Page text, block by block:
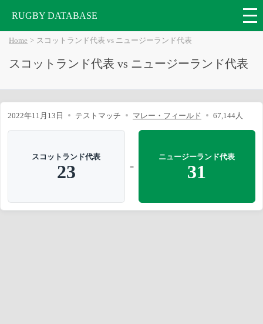
RUGBY DATABASE
Home スコットランド代表 vs ニュージーランド代表
スコットランド代表 vs ニュージーランド代表
2022年11月13日 テストマッチ マレー・フィールド 67,144人
スコットランド代表
23 -
ニュージーランド代表
31